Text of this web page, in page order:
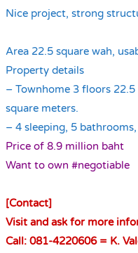
Nice project, strong
Area 22.5 square wah,
Property details
– Townhome 3 floors 22.5
square meters.
– 4 sleeping, 5
Price of 8.9 million baht
Want to own #negotiable
[Contact]
Visit and ask for more
Call: 081-4220606 = K.